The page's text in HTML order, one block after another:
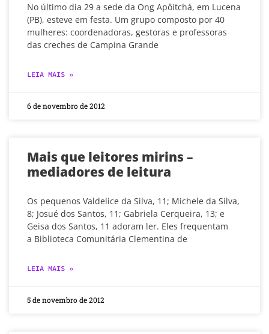
No último dia 29 a sede da Ong Apôitchá, em Lucena
(PB), esteve em festa. Um grupo composto por 40
mulheres: coordenadoras, gestoras e professoras
das creches de Campina Grande
LEIA MAIS »
6 de novembro de 2012
Mais que leitores mirins –
mediadores de leitura
Os pequenos Valdelice da Silva, 11; Michele da Silva,
8; Josué dos Santos, 11; Gabriela Cerqueira, 13; e
Geisa dos Santos, 11 adoram ler. Eles frequentam
a Biblioteca Comunitária Clementina de
LEIA MAIS »
5 de novembro de 2012